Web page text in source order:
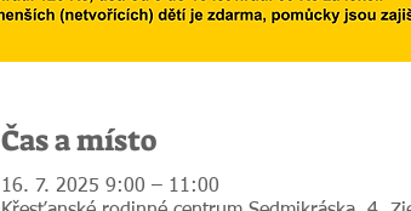
Čas a místo
16. 7. 2025 9:00 – 11:00